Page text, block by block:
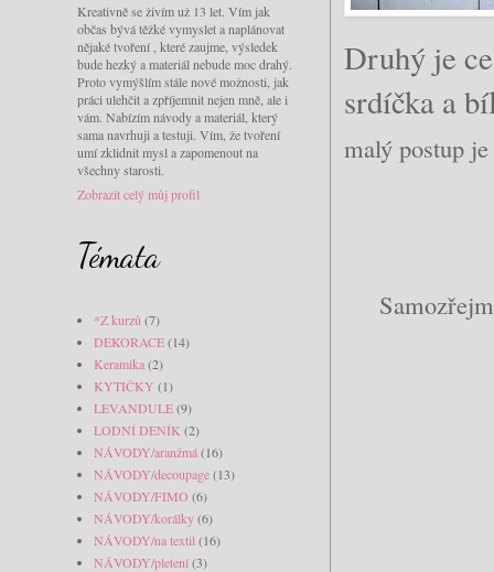
Druhý je
malý postup
Kreativně se živím už 13 let. Vím jak
občas bývá těžké vymyslet a naplánovat
nějaké tvoření , které zaujme, výsledek
bude hezký a materiál nebude moc drahý.
Proto vymýšlím stále nové možnosti, jak
práci ulehčit a zpříjemnit nejen mně, ale i
vám. Nabízím návody a materiál, který
sama navrhuji a testuji. Vím, že tvoření
umí zklidnit mysl a zapomenout na
všechny starosti.
Zobrazit celý můj profil
Témata
*Z kurzů (7)
DEKORACE(14)
Keramika(2)
KYTIČKY (1)
LEVANDULE(9)
LODNÍ DENÍK (2)
NÁVODY/aranžmá(16)
NÁVODY/decoupage(13)
NÁVODY/FIMO (6)
NÁVODY/korálky(6)
NÁVODY/na textil (16)
NÁVODY/pletení(3)